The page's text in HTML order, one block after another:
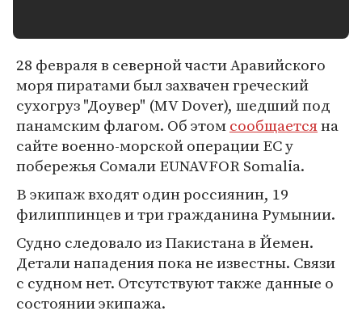
28 февраля в северной части Аравийского
моря пиратами был захвачен греческий
сухогруз "Доувер" (MV Dover), шедший под
панамским флагом. Об этомсообщаетсяна
сайте военно-морской операции ЕС у
побережья Сомали EUNAVFOR Somalia.
В экипаж входят один россиянин, 19
филиппинцев и три гражданина Румынии.
Судно следовало из Пакистана в Йемен.
Детали нападения пока не известны. Связи
с судном нет. Отсутствуют также данные о
состоянии экипажа.